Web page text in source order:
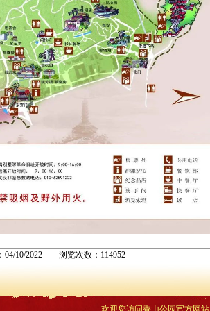
04/10/2022 浏览次数：114952
欢迎您访问香山公园官方网站